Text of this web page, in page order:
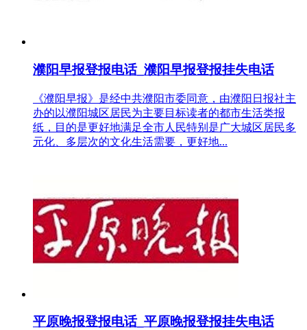
濮阳早报登报电话_濮阳早报登报挂失电话
《濮阳早报》是经中共濮阳市委同意，由濮阳日报社主
办的以濮阳城区居民为主要目标读者的都市生活类报
纸，目的是更好地满足全市人民特别是广大城区居民多
元化、多层次的文化生活需要，更好地...
平原晚报登报电话_平原晚报登报挂失电话